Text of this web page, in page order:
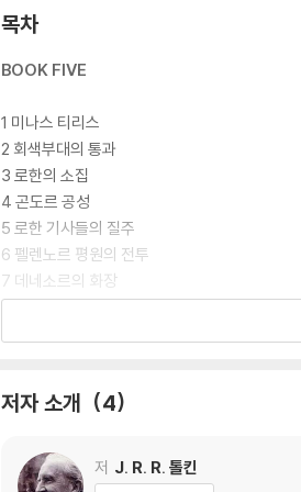
쳐진 개정 내용 등을 모두 반영하였고, 톨킨 번
목차
BOOK FIVE
1 미나스 티리스
2 회색부대의 통과
3 로한의 소집
4 곤도르 공성
5 로한 기사들의 질주
6 펠렌노르 평원의 전투
7 데네소르의 화장
8 치유의 집
BOOK SIX
1 키리스 웅골 탑
저자 소개 4
저 J. R. R. 톨킨